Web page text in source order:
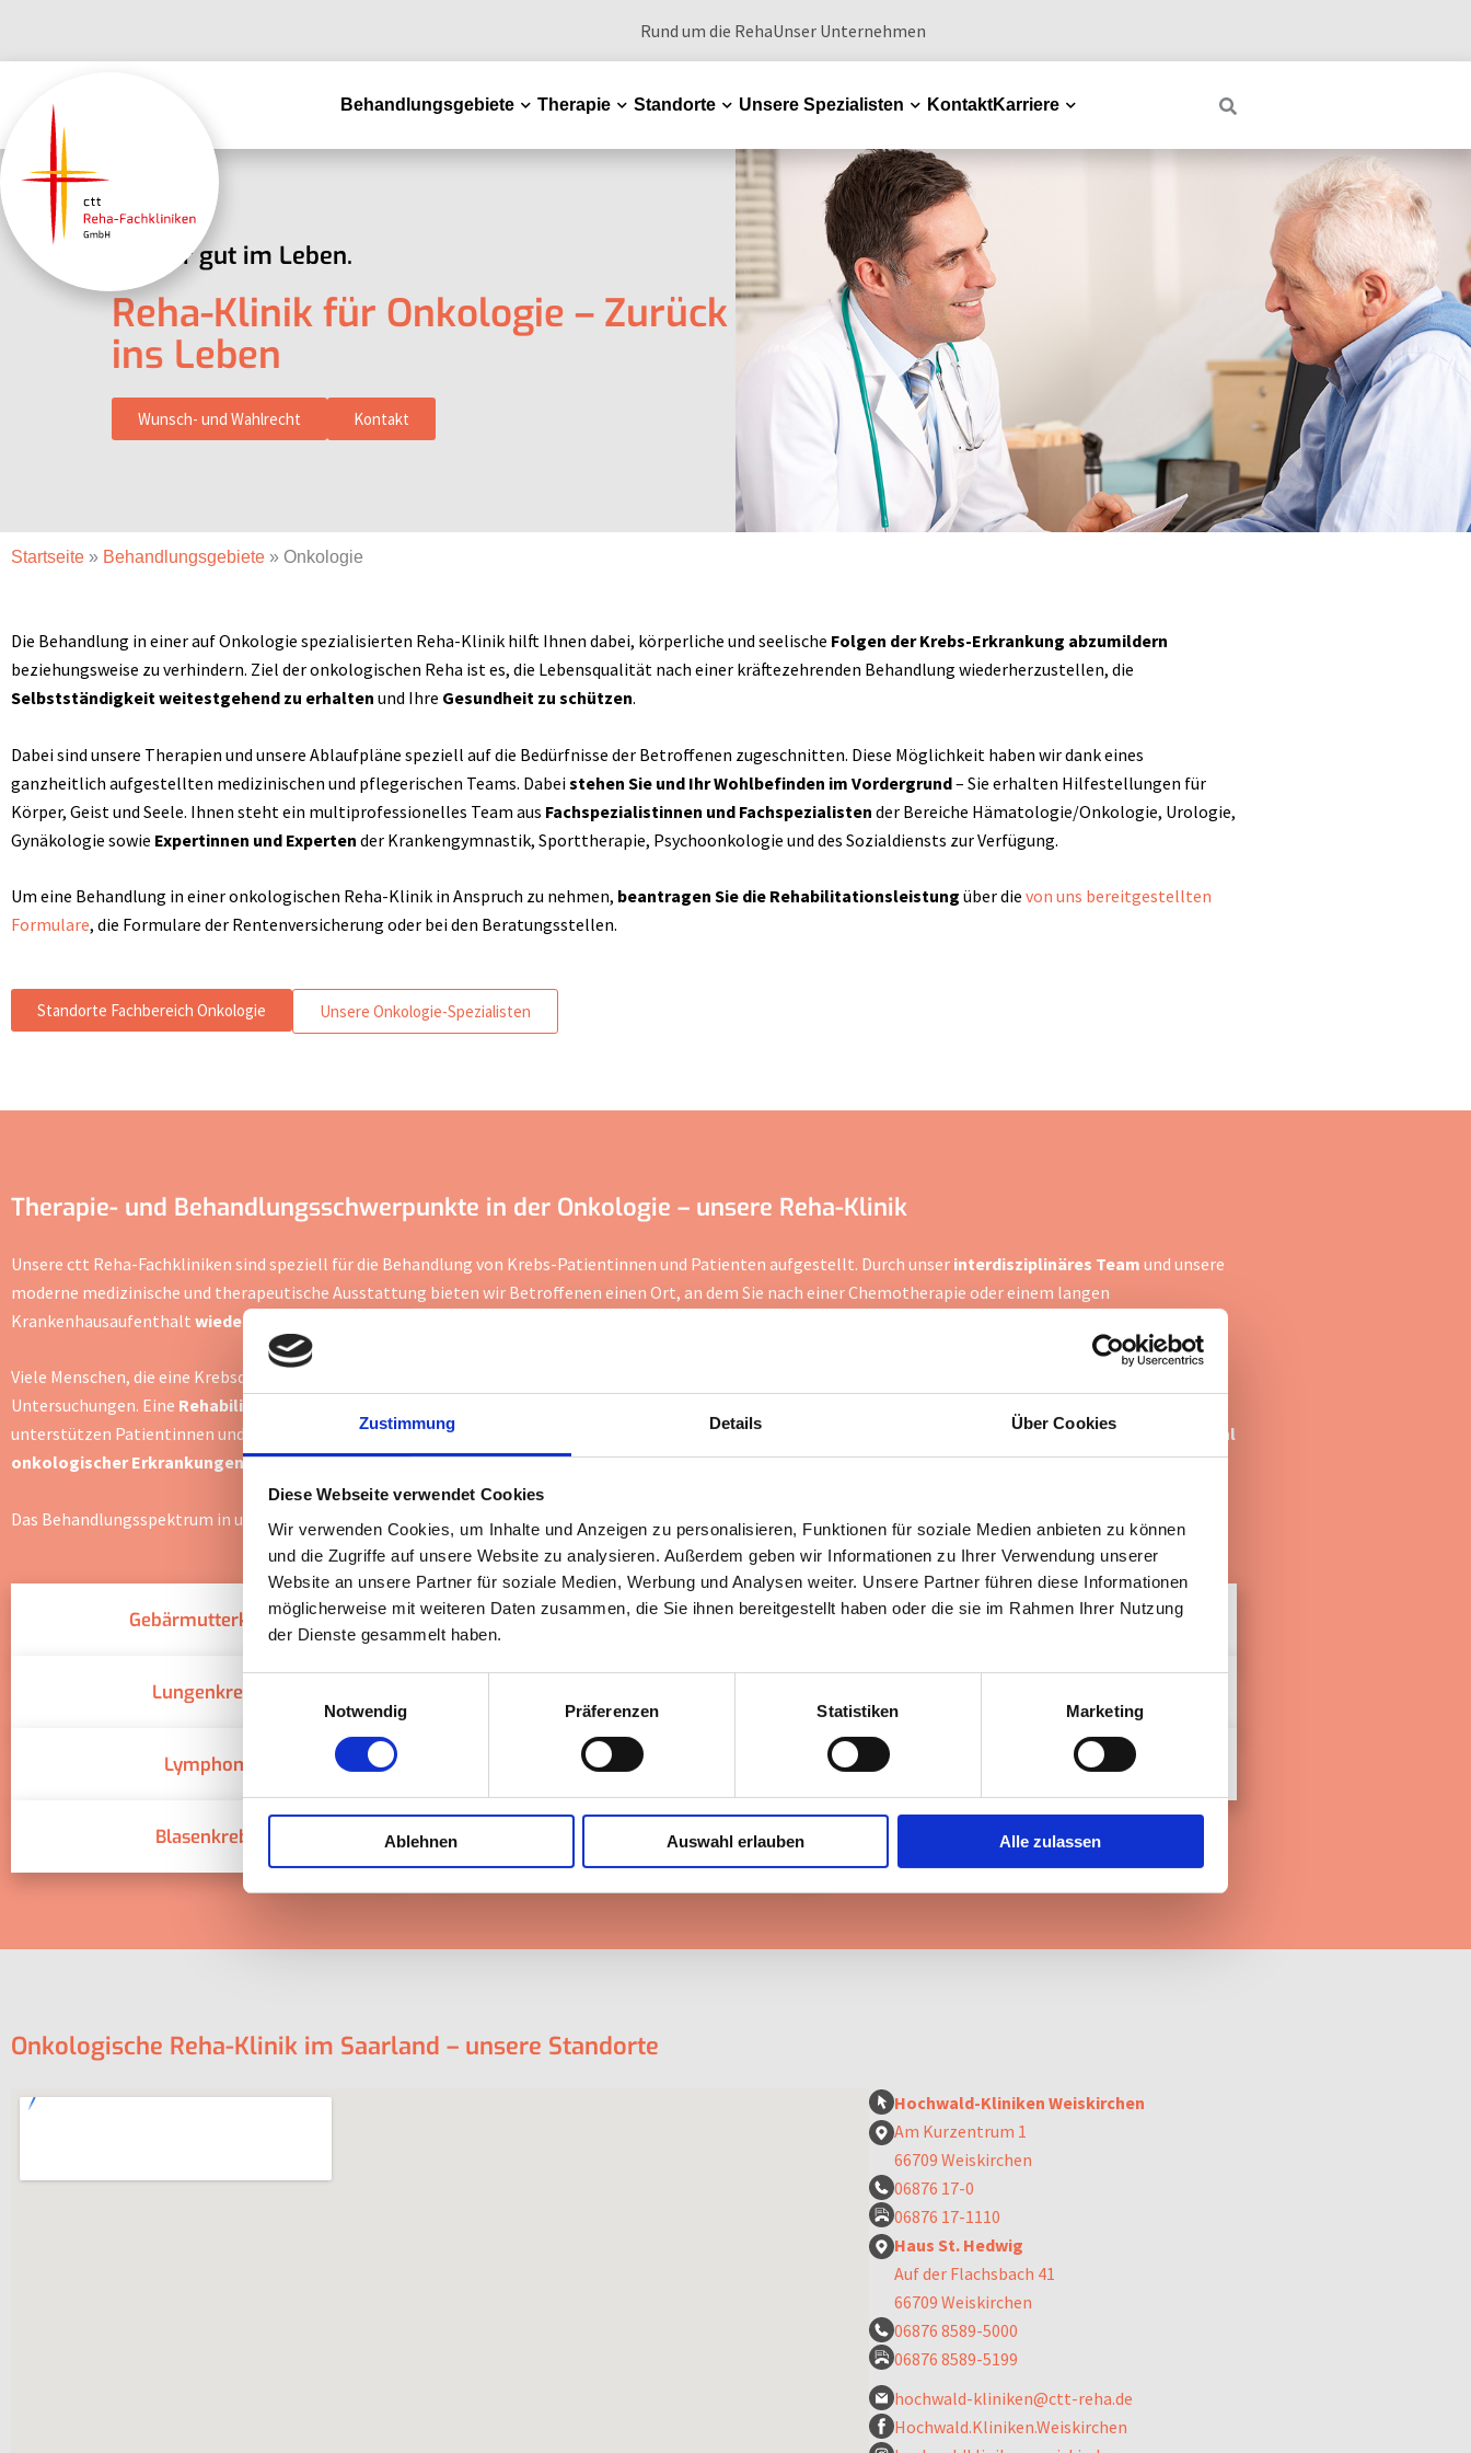
Zustimmung Details Über Cookies
Diese Webseite verwendet Cookies
Wir verwenden Cookies, um Inhalte und Anzeigen zu personalisieren, Funktionen für soziale Medien anbieten zu können
und die Zugriffe auf unsere Website zu analysieren. Außerdem geben wir Informationen zu Ihrer Verwendung unserer
Website an unsere Partner für soziale Medien, Werbung und Analysen weiter. Unsere Partner führen diese Informationen
möglicherweise mit weiteren Daten zusammen, die Sie ihnen bereitgestellt haben oder die sie im Rahmen Ihrer Nutzung
der Dienste gesammelt haben.
Notwendig
Präferenzen Statistiken Marketing
Ablehnen Auswahl erlauben Alle zulassen
Rund um die RehaUnser Unternehmen
Behandlungsgebiete Dropdown
Therapie Dropdown
Standorte Dropdown
Unsere Spezialisten Dropdown
KontaktKarriere Dropdown
Wieder gut im Leben.
Reha-Klinik für Onkologie – Zurück
ins Leben
Wunsch- und Wahlrecht Kontakt
Startseite » Behandlungsgebiete » Onkologie
Die Behandlung in einer auf Onkologie spezialisierten Reha-Klinik hilft Ihnen dabei, körperliche und seelische Folgen der Krebs-Erkrankung abzumildern
beziehungsweise zu verhindern. Ziel der onkologischen Reha ist es, die Lebensqualität nach einer kräftezehrenden Behandlung wiederherzustellen, die
Selbstständigkeit weitestgehend zu erhalten und Ihre Gesundheit zu schützen.
Dabei sind unsere Therapien und unsere Ablaufpläne speziell auf die Bedürfnisse der Betroffenen zugeschnitten. Diese Möglichkeit haben wir dank eines
ganzheitlich aufgestellten medizinischen und pflegerischen Teams. Dabeistehen Sie und Ihr Wohlbefinden im Vordergrund– Sie erhalten Hilfestellungen für
Körper, Geist und Seele. Ihnen steht ein multiprofessionelles Team aus Fachspezialistinnen und Fachspezialisten der Bereiche Hämatologie/Onkologie, Urologie,
Gynäkologie sowie Expertinnen und Experten der Krankengymnastik, Sporttherapie, Psychoonkologie und des Sozialdiensts zur Verfügung.
Um eine Behandlung in einer onkologischen Reha-Klinik in Anspruch zu nehmen, beantragen Sie die Rehabilitationsleistung über die von uns bereitgestellten
Formulare, die Formulare der Rentenversicherung oder bei den Beratungsstellen.
Standorte Fachbereich Onkologie Unsere Onkologie-Spezialisten
Therapie- und Behandlungsschwerpunkte in der Onkologie – unsere Reha-Klinik
Unsere ctt Reha-Fachkliniken sind speziell für die Behandlung von Krebs-Patientinnen und Patienten aufgestellt. Durch unser interdisziplinäres Team und unsere
moderne medizinische und therapeutische Ausstattung bieten wir Betroffenen einen Ort, an dem Sie nach einer Chemotherapie oder einem langen
Krankenhausaufenthalt wieder zu Kräften kommen
Viele Menschen, die eine Krebsdiagnose erhalten, unterziehen sich einer Operation, Chemotherapie oder Strahlentherapie sowie zahlreichen Behandlungen und
Untersuchungen. Eine Rehabilitation in einer Klinik
unterstützen Patientinnen und Patienten dabei. Um die Behandlung und den Rehabilitationsablauf auf Ihre Bedürfnisse abzustimmen,behandeln wir eine Vielzahl
onkologischer Erkrankungen und Tumor-Erkrankungen.
Das Behandlungsspektrum in unserer Reha-Klinik umfasst folgende Krankheitsbilder:
Gebärmutterkrebs Knochenkrebs Leberkrebs
Lungenkrebs
Lymphom Nierenkrebs Prostatakrebs
Blasenkrebs Darmkrebs
Onkologische Reha-Klinik im Saarland – unsere Standorte
Hochwald-Kliniken Weiskirchen
Am Kurzentrum 1
66709 Weiskirchen
06876 17-0
06876 17-1110
Haus St. Hedwig
Auf der Flachsbach 41
66709 Weiskirchen
06876 8589-5000
06876 8589-5199
hochwald-kliniken@ctt-reha.de
Hochwald.Kliniken.Weiskirchen